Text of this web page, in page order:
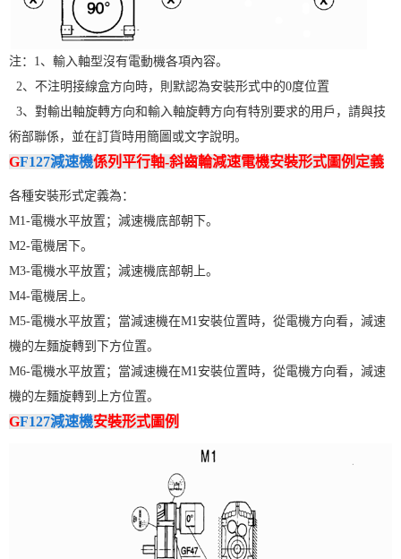
注：1、輸入軸型沒有電動機各項內容。
2、不注明接線盒方向時，則默認為安裝形式中的0度位置
3、對輸出軸旋轉方向和輸入軸旋轉方向有特別要求的用戶，請與技
術部聯係，並在訂貨時用簡圖或文字說明。
GF127減速機係列平行軸-斜齒輪減速電機安裝形式圖例定義
各種安裝形式定義為：
M1-電機水平放置；減速機底部朝下。
M2-電機居下。
M3-電機水平放置；減速機底部朝上。
M4-電機居上。
M5-電機水平放置；當減速機在M1安裝位置時，從電機方向看，減速
機的左麵旋轉到下方位置。
M6-電機水平放置；當減速機在M1安裝位置時，從電機方向看，減速
機的左麵旋轉到上方位置。
GF127減速機安裝形式圖例